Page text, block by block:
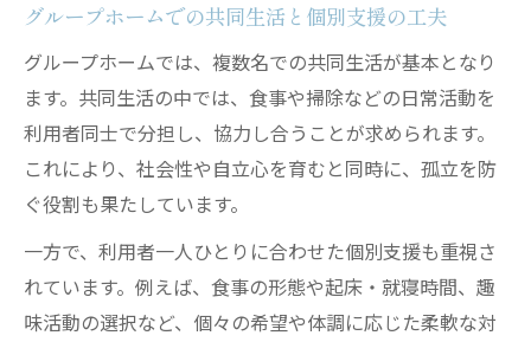
グループホームでの共同生活と個別支援の工夫
グループホームでは、複数名での共同生活が基本となり
ます。共同生活の中では、食事や掃除などの日常活動を
利用者同士で分担し、協力し合うことが求められます。
これにより、社会性や自立心を育むと同時に、孤立を防
ぐ役割も果たしています。
一方で、利用者一人ひとりに合わせた個別支援も重視さ
れています。例えば、食事の形態や起床・就寝時間、趣
味活動の選択など、個々の希望や体調に応じた柔軟な対